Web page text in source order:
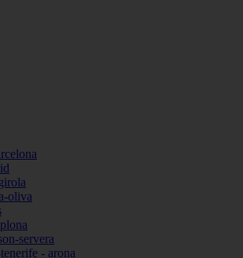
oliva
servera
- arona